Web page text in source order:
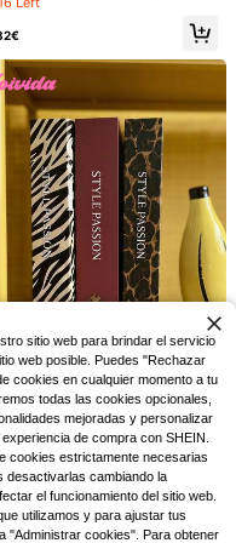
UE Pantallas y divisores de
,00€ -7% 13,00€
el hogar, artesanía exquisita,
Año Nuevo y Navidad | Plano
grosor de 0.3 cm
Joivida
1 pieza Decoración de libro
moderno, libro falso plegable
hotel y cafetería, diseño minim
múltiples estilos disponibles
floral, estampados de ciud
fácil autoensamblaje, agrega u
sitio web para brindar el servicio
web posible. Puedes "Rechazar
cookies en cualquier momento a tu
todas las cookies opcionales,
mejoradas y personalizar
de compra con SHEIN.
cookies estrictamente necesarias
desactivarlas cambiando la
el funcionamiento del sitio web.
utilizamos y para ajustar tus
"Administrar cookies". Para obtener